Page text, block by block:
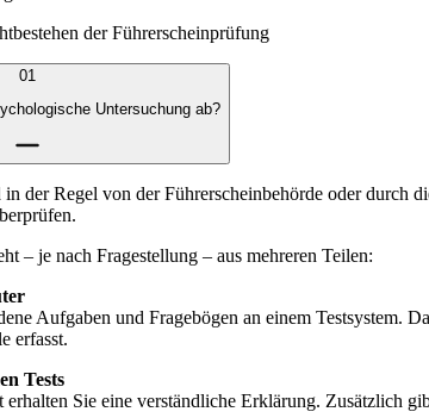
der Führerscheinprüfung
01
Untersuchung ab?
der Regel von der Führerscheinbehörde oder durch
– je nach Fragestellung – aus mehreren Teilen:
Aufgaben und Fragebögen an einem
erfasst.
Tests
erhalten Sie eine verständliche Erklärung. Zusätzlich